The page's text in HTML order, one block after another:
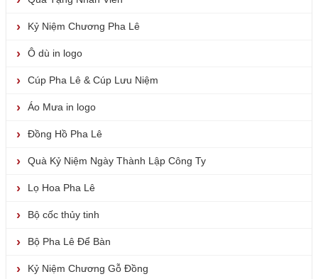
Kỷ Niệm Chương Pha Lê
Ô dù in logo
Cúp Pha Lê & Cúp Lưu Niệm
Áo Mưa in logo
Đồng Hồ Pha Lê
Quà Kỷ Niệm Ngày Thành Lập Công Ty
Lọ Hoa Pha Lê
Bộ cốc thủy tinh
Bộ Pha Lê Để Bàn
Kỷ Niệm Chương Gỗ Đồng